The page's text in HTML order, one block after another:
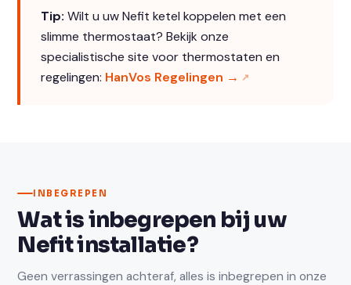
Tip: Wilt u uw Nefit ketel koppelen met een
slimme thermostaat? Bekijk onze
specialistische site voor thermostaten en
regelingen: HanVos Regelingen →
INBEGREPEN
Wat is inbegrepen bij uw
Nefit installatie?
Geen verrassingen achteraf, alles is inbegrepen in onze